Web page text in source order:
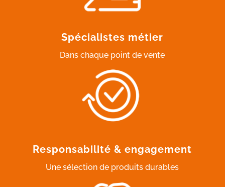
Spécialistes métier
Dans chaque point de vente
Responsabilité & engagement
Une sélection de produits durables